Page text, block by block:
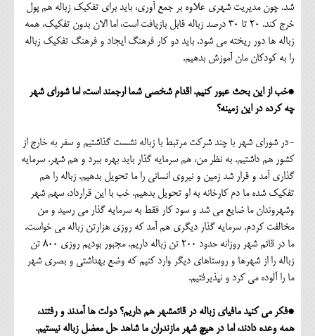
شد. چون مدیریت شهری علاوه بر جمع آوری، باید برای تفکیک زباله هم پول
خرج کند. 20 تا 30 درصد زباله قابل بازیافت است، اما الان بدون تفکیک، همه
زباله ها دور ریخته می شود. باید دو کار فرهنگ ایجاد و فرهنگ تفکیک زباله
را به کودکان مان آموزش بدهیم.
*خب از این بحث عبور کنیم. اقدام شخصی شما ارجمند است، اما شورای شهر
چه کرده در این زمینه؟
-در شورای شهر با چند شرکت مرتبط با زباله نشست گذاشتیم و سفر به خارج از
کشور هم داشتیم. به نظر من، هم سرمایه گذار باید بهره ببرد و هم شهر. سرمایه
گذاری آمد و قرار شد زمین و نیروی انسانی را ما تحویل بدهیم. زباله را هم
تفکیک شده ما دم کارخانه به او تحویل بدهیم. خب با این قرارداد، سهم شهر
وشهروندان ما ضایع می شد و سود کار فقط به سرمایه گذار می رسید و من
مخالفت کردم. سرمایه گذار دیگری هم آمد که روزی هزارتن زباله می خواست.
ما در قائم شهر روزانه حدود 200 تن زباله داریم. مجبور بودیم روزی 800 تن
زباله را از شهرها و روستاهای دیگر وارد کنیم که وضع بهداشتی و بصری شهر
ما را آلوده می کرد و نپذیرفتیم.
*فکر می کنید مافیای زباله در قائمشهر هم داریم؟ دولت ها آمدند و رفتند،
همه وعده دادند، اما در هیچ شهر مازندران ما شاهد حل معضل زباله نیستیم.